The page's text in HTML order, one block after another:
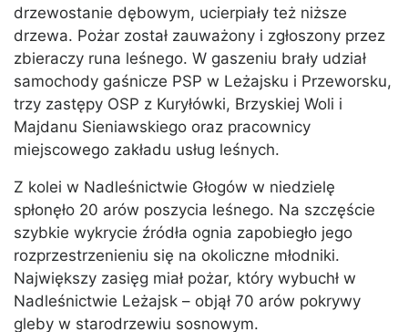
drzewostanie dębowym, ucierpiały też niższe
drzewa. Pożar został zauważony i zgłoszony przez
zbieraczy runa leśnego. W gaszeniu brały udział
samochody gaśnicze PSP w Leżajsku i Przeworsku,
trzy zastępy OSP z Kuryłówki, Brzyskiej Woli i
Majdanu Sieniawskiego oraz pracownicy
miejscowego zakładu usług leśnych.
Z kolei w Nadleśnictwie Głogów w niedzielę
spłonęło 20 arów poszycia leśnego. Na szczęście
szybkie wykrycie źródła ognia zapobiegło jego
rozprzestrzenieniu się na okoliczne młodniki.
Największy zasięg miał pożar, który wybuchł w
Nadleśnictwie Leżajsk – objął 70 arów pokrywy
gleby w starodrzewiu sosnowym.